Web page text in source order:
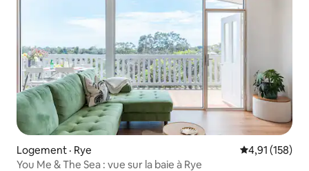
Logement · Rye Note
4,91 (158)
You Me & The Sea : vue sur la baie à Rye